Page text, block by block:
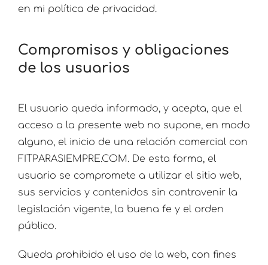
en mi política de privacidad.
Compromisos y obligaciones
de los usuarios
El usuario queda informado, y acepta, que el
acceso a la presente web no supone, en modo
alguno, el inicio de una relación comercial con
FITPARASIEMPRE.COM. De esta forma, el
usuario se compromete a utilizar el sitio web,
sus servicios y contenidos sin contravenir la
legislación vigente, la buena fe y el orden
público.
Queda prohibido el uso de la web, con fines